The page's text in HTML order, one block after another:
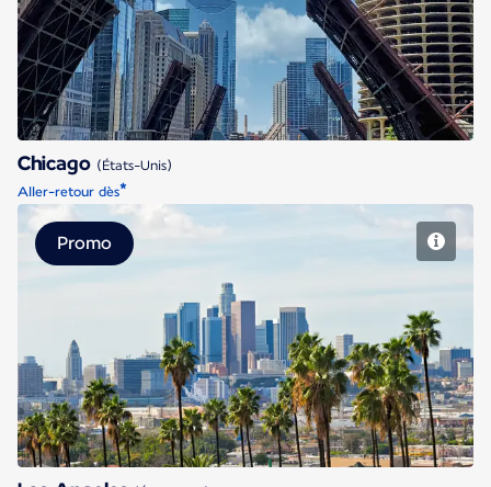
Chicago
Chicago (États-Unis)
Aller-retour dès*
Los Angeles
Promo